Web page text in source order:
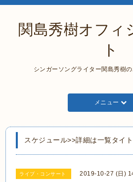
関島秀樹オフィ
ト
シンガーソングライター関島秀樹の
メニュー
スケジュール>>詳細は一覧タイ
ライブ・コンサート 2019-10-27 (日)